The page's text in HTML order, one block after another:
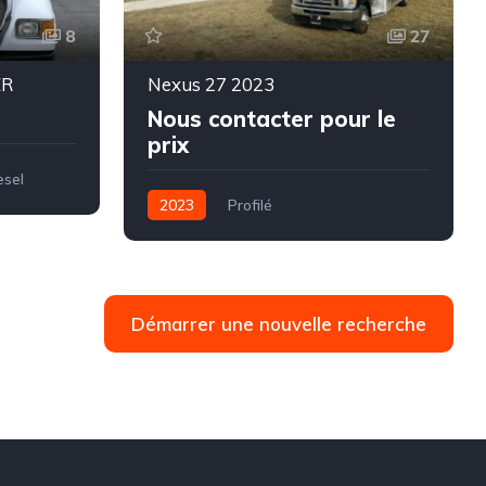
8 27
Nexus 27 2023
Nous contacter pour le
prix
2023
Profilé
Démarrer une nouvelle recherche